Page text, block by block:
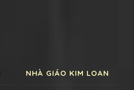
NHÀ GIÁO KIM LOAN